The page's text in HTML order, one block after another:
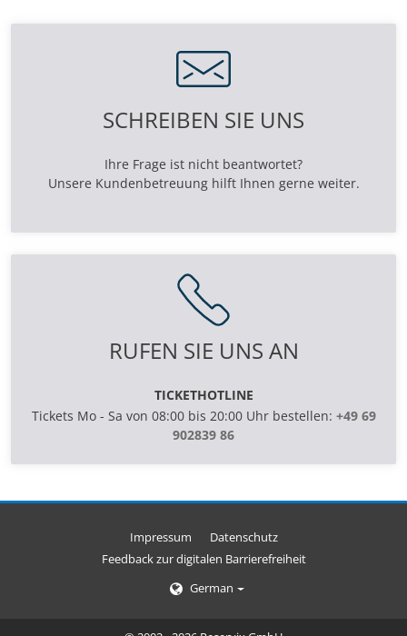
SCHREIBEN SIE UNS
Ihre Frage ist nicht beantwortet?
Unsere Kundenbetreuung hilft Ihnen gerne weiter.
RUFEN SIE UNS AN
TICKETHOTLINE
Tickets Mo - Sa von 08:00 bis 20:00 Uhr bestellen: +49 69
902839 86
Impressum
Datenschutz
Feedback zur digitalen Barrierefreiheit
German